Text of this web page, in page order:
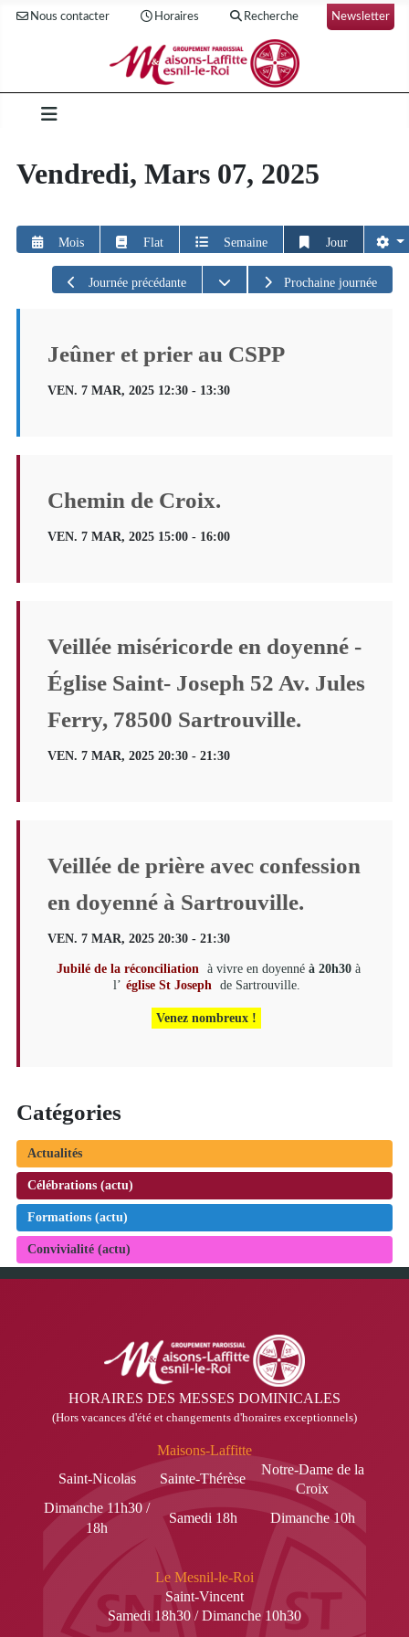
Nous contacter Horaires Recherche Newsletter
Vendredi, Mars 07, 2025
Mois Flat Semaine Jour
Journée précédante Ouvrir le calendrier
Prochaine journée
Jeûner et prier au CSPP
VEN. 7 MAR, 2025 12:30 - 13:30
Chemin de Croix.
VEN. 7 MAR, 2025 15:00 - 16:00
Veillée miséricorde en doyenné -
Église Saint- Joseph 52 Av. Jules
Ferry, 78500 Sartrouville.
VEN. 7 MAR, 2025 20:30 - 21:30
Veillée de prière avec confession
en doyenné à Sartrouville.
VEN. 7 MAR, 2025 20:30 - 21:30
Jubilé de la réconciliation à vivre en doyenné à 20h30 à
l’ église St Joseph de Sartrouville.
Venez nombreux !
Catégories
Actualités
Célébrations (actu)
Formations (actu)
Convivialité (actu)
HORAIRES DES MESSES DOMINICALES
(Hors vacances d'été et changements d'horaires exceptionnels)
Maisons-Laffitte
Saint-Nicolas
Sainte-Thérèse
Notre-Dame de la
Croix
Dimanche 11h30 /
18h
Samedi 18h Dimanche 10h
Le Mesnil-le-Roi
Saint-Vincent
Samedi 18h30 / Dimanche 10h30